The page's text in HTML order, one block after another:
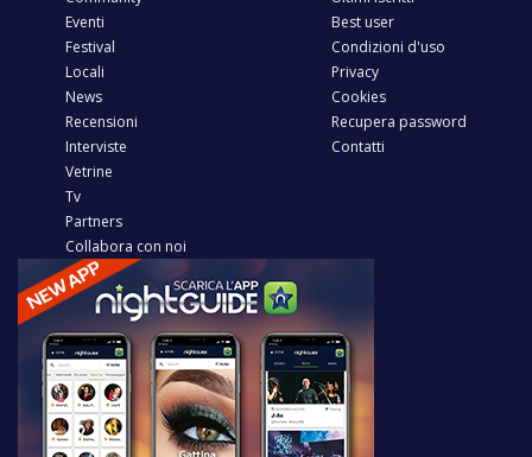
Eventi
Festival
Locali
News
Recensioni
Interviste
Vetrine
Tv
Partners
Collabora con noi
Best user
Condizioni d'uso
Privacy
Cookies
Recupera password
Contatti